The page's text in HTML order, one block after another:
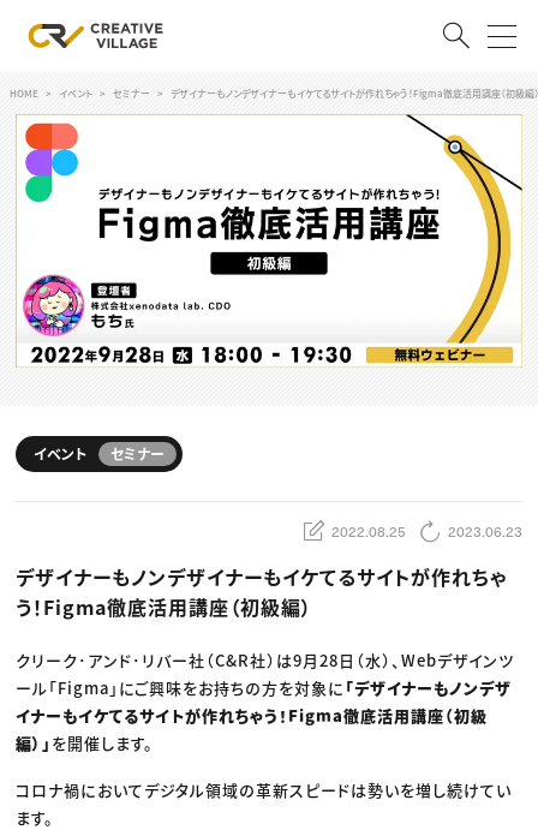
クリエイター求人を探す
CREATIVE JOB求人検索
特集求人
採用説明会
スキルアップしたい！
デザイン
編集・ライティング
マーケティング
ディレクション
業界解説・キャリア事情
TOP Creator’s コラム
Webクリエイター
アプリクリエイター
ゲームクリエイター
映像クリエイター
クリエイターインタビュー
C＆R Magazine
セミナー
ニュース・トレンド
ニュース・トレンド トップ
Web
映像
ゲーム・エンタメ
広告
CREATIVE VILLAGEからのお知らせ
HOME イベント セミナー デザイナーもノンデザイナーもイケてるサイトが作れちゃう！Figma徹底活用講座（初級編）
イベント セミナー
2022.08.25 2023.06.23
デザイナーもノンデザイナーもイケてるサイトが作れちゃ
う！Figma徹底活用講座（初級編）
クリーク･アンド･リバー社（C&R社）は9月28日（水）、Webデザインツ
ール「Figma」にご興味をお持ちの方を対象に 「デザイナーもノンデザ
イナーもイケてるサイトが作れちゃう！Figma徹底活用講座（初級
編）」 を開催します。
コロナ禍においてデジタル領域の革新スピードは勢いを増し続けてい
ます。